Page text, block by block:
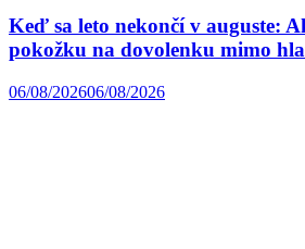
Keď sa leto nekončí v auguste:
pokožku na dovolenku mimo
06/08/202606/08/2026